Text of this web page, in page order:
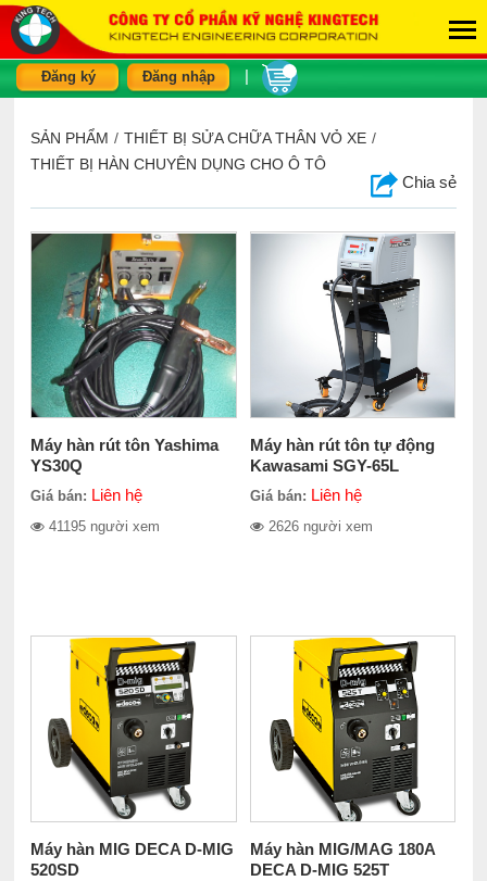
Đăng ký Đăng nhập
SẢN PHẨM / THIẾT BỊ SỬA CHỮA THÂN VỎ XE /
THIẾT BỊ HÀN CHUYÊN DỤNG CHO Ô TÔ
Chia sẻ
Máy hàn rút tôn Yashima
YS30Q
Giá bán: Liên hệ
41195 người xem
Máy hàn rút tôn tự động
Kawasami SGY-65L
Giá bán: Liên hệ
2626 người xem
Máy hàn MIG DECA D-MIG
520SD
Máy hàn MIG/MAG 180A
DECA D-MIG 525T